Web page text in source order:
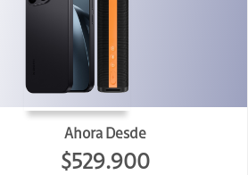
Ahora Desde
$529.900